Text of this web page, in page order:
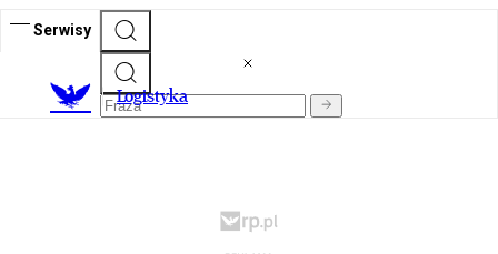
Serwisy
Logistyka